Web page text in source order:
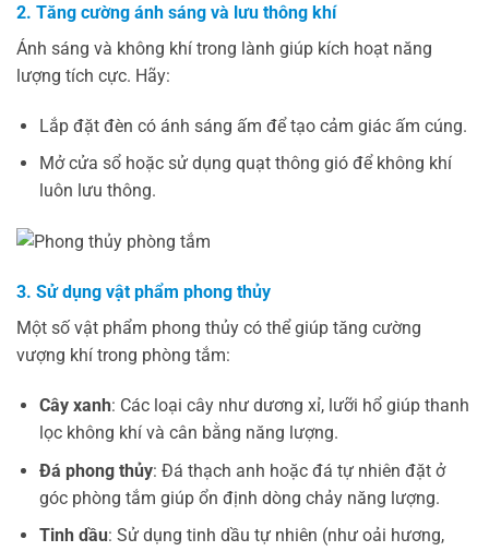
2. Tăng cường ánh sáng và lưu thông khí
Ánh sáng và không khí trong lành giúp kích hoạt năng
lượng tích cực. Hãy:
Lắp đặt đèn có ánh sáng ấm để tạo cảm giác ấm cúng.
Mở cửa sổ hoặc sử dụng quạt thông gió để không khí
luôn lưu thông.
3. Sử dụng vật phẩm phong thủy
Một số vật phẩm phong thủy có thể giúp tăng cường
vượng khí trong phòng tắm:
Cây xanh: Các loại cây như dương xỉ, lưỡi hổ giúp thanh
lọc không khí và cân bằng năng lượng.
Đá phong thủy: Đá thạch anh hoặc đá tự nhiên đặt ở
góc phòng tắm giúp ổn định dòng chảy năng lượng.
Tinh dầu: Sử dụng tinh dầu tự nhiên (như oải hương,